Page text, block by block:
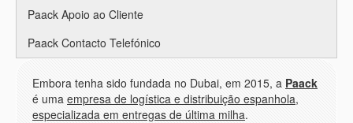
Paack Apoio ao Cliente
Paack Contacto Telefónico
Embora tenha sido fundada no Dubai, em 2015, a Paack
é uma empresa de logística e distribuição espanhola,
especializada em entregas de última milha.